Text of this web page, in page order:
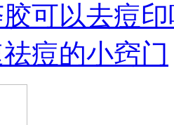
可以去痘
痘的小窍门